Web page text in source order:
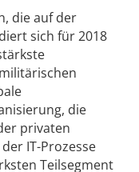
die auf der
sich für 2018
die
privaten
IT-Prozesse
Teilsegment